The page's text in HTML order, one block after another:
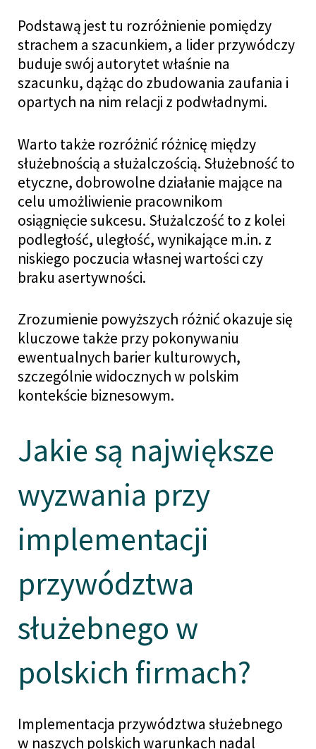
Podstawą jest tu rozróżnienie pomiędzy
strachem a szacunkiem, a lider przywódczy
buduje swój autorytet właśnie na
szacunku, dążąc do zbudowania zaufania i
opartych na nim relacji z podwładnymi.
Warto także rozróżnić różnicę między
służebnością a służalczością. Służebność to
etyczne, dobrowolne działanie mające na
celu umożliwienie pracownikom
osiągnięcie sukcesu. Służalczość to z kolei
podległość, uległość, wynikające m.in. z
niskiego poczucia własnej wartości czy
braku asertywności.
Zrozumienie powyższych różnić okazuje się
kluczowe także przy pokonywaniu
ewentualnych barier kulturowych,
szczególnie widocznych w polskim
kontekście biznesowym.
Jakie są największe
wyzwania przy
implementacji
przywództwa
służebnego w
polskich firmach?
Implementacja przywództwa służebnego
w naszych polskich warunkach nadal